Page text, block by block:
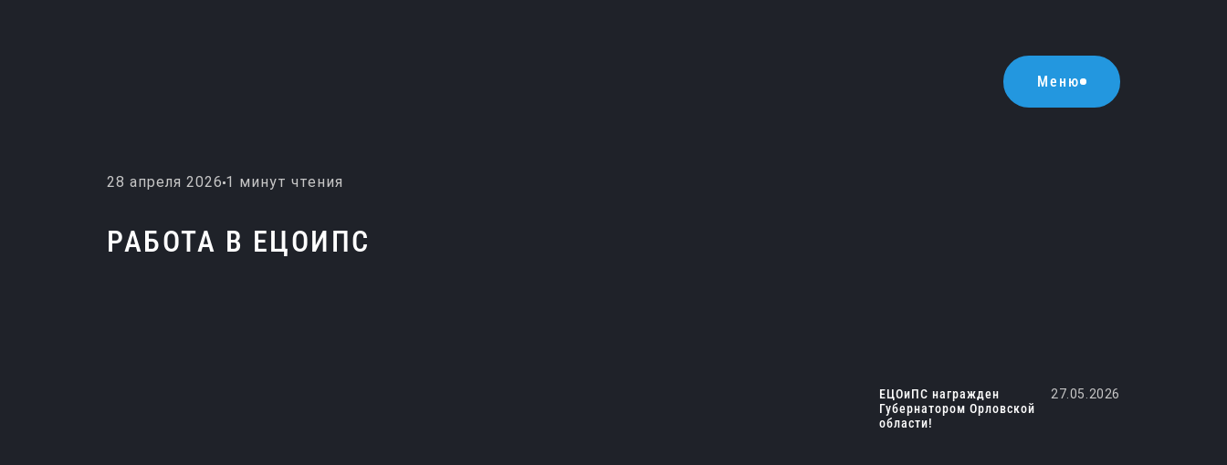
Меню
28 апреля 2026 1 минут чтения
РАБОТА В ЕЦОИПС
ЕЦОиПС награжден
Губернатором Орловской
области!
27.05.2026